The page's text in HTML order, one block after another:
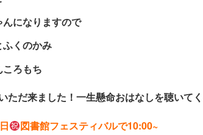
になりますので
くのかみ
ろもち
ただ来ました！一生懸命おはなしを聴いてく
図書館フェスティバルで10:00~